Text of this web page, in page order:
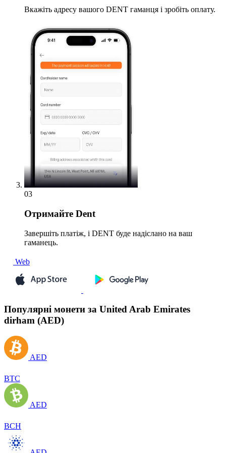
Вкажіть адресу вашого DENT гаманця і зробіть оплату.
03
Отримайте Dent
Завершіть платіж, і DENT буде надіслано на ваш
гаманець.
Web
Популярні монети за United Arab Emirates
dirham (AED)
AED
BTC
AED
BCH